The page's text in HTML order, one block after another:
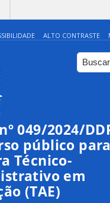
ALTO CONTRASTE
049/2024/
público para
Técnico-
em
(TAE)